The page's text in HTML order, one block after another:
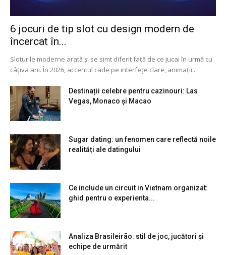
6 jocuri de tip slot cu design modern de
încercat în...
Sloturile moderne arată și se simt diferit față de ce jucai în urmă cu
câțiva ani. În 2026, accentul cade pe interfețe clare, animații...
Destinații celebre pentru cazinouri: Las
Vegas, Monaco și Macao
Sugar dating: un fenomen care reflectă noile
realități ale datingului
Ce include un circuit in Vietnam organizat:
ghid pentru o experienta...
Analiza Brasileirão: stil de joc, jucători și
echipe de urmărit